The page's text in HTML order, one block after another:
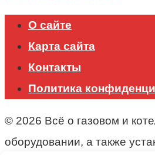
О сайте
Карта сайта
Контакты
Политика
© 2026 Всё о газовом и
оборудовании, а также